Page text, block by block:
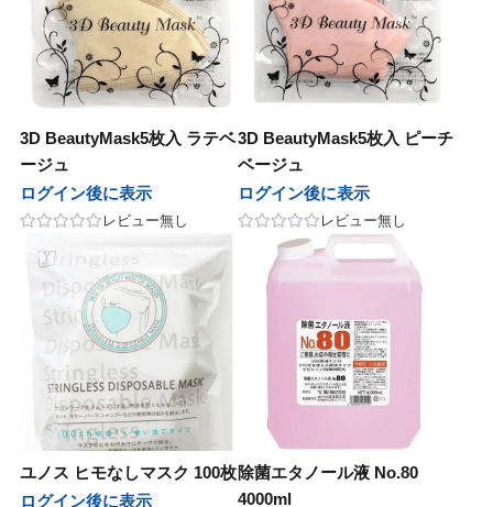
千代田化学
ナッシュ
中野製薬
リルラ
フォンテーヌ
アルペンローゼ
soeff
ユーグレナ
3D BeautyMask5枚入 ラテベ
ージュ
ログイン後に表示
レビュー無し
3D BeautyMask5枚入 ピーチ
ベージュ
ログイン後に表示
レビュー無し
ユノス ヒモなしマスク 100枚
ログイン後に表示
除菌エタノール液 No.80
4000ml
薬
テーヌ
ンローゼ
レナ